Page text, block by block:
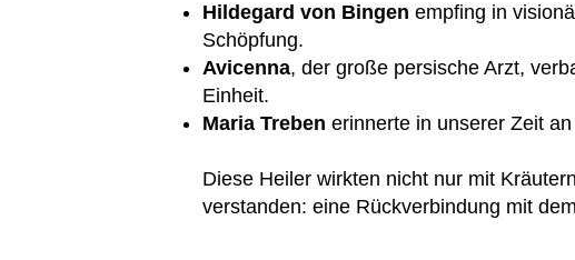
Hildegard von Bingen empfing in
Schöpfung.
Avicenna, der große persische Arzt,
Einheit.
Maria Treben erinnerte in unserer Zeit
Diese Heiler wirkten nicht nur mit
verstanden: eine Rückverbindung mit